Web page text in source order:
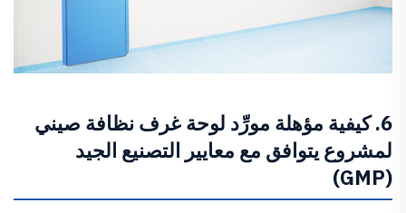
6. كيفية مؤهلة مورِّد لوحة غرف نظافة صيني
لمشروع يتوافق مع معايير التصنيع الجيد
(GMP)